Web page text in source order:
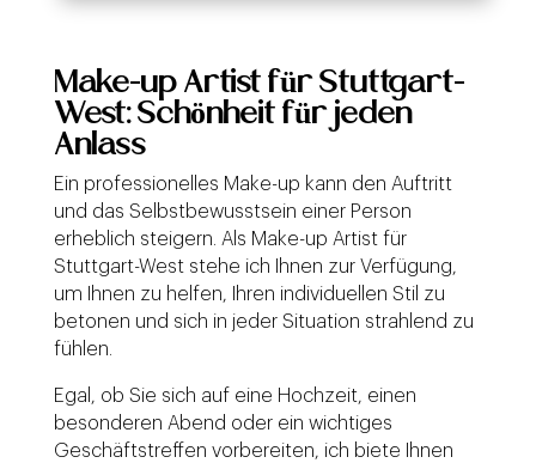
Make-up Artist für Stuttgart-
West: Schönheit für jeden
Anlass
Ein professionelles Make-up kann den Auftritt
und das Selbstbewusstsein einer Person
erheblich steigern. Als Make-up Artist für
Stuttgart-West stehe ich Ihnen zur Verfügung,
um Ihnen zu helfen, Ihren individuellen Stil zu
betonen und sich in jeder Situation strahlend zu
fühlen.
Egal, ob Sie sich auf eine Hochzeit, einen
besonderen Abend oder ein wichtiges
Geschäftstreffen vorbereiten, ich biete Ihnen